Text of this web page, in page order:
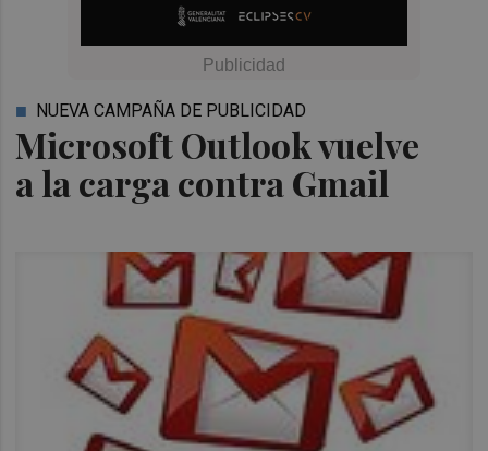
Microsoft Outlook vuelve
a la carga contra Gmail
NUEVA CAMPAÑA DE PUBLICIDAD